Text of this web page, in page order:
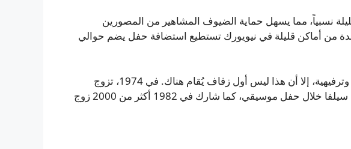
نسبياً، مما يسهل حماية الضيوف المشاهير من المصورين
من أماكن قليلة في نيويورك تستطيع استضافة حفل يضم حوالي
وعلى الرغم من سمعتها كمنشأة رياضية وترفيهية، إلا أن هذا ليس أول زفاف يُقام هناك. في 1974، تزوج
الموسيقي سلي ستون من الممثلة كاتي سيلفا خلال حفل موسيقي، كما شارك في 1982 أكثر من 2000 زوج